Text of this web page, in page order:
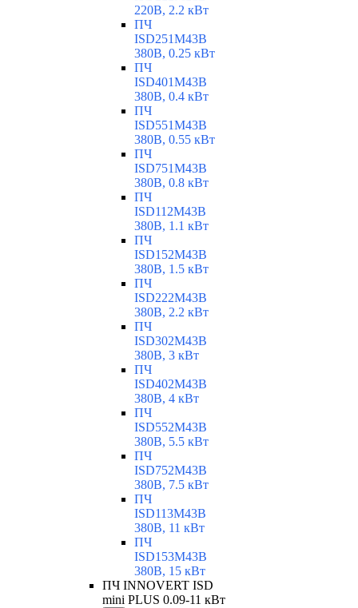
220В, 2.2 кВт
ПЧ
ISD251M43B
380В, 0.25 кВт
ПЧ
ISD401M43B
380В, 0.4 кВт
ПЧ
ISD551M43B
380В, 0.55 кВт
ПЧ
ISD751M43B
380В, 0.8 кВт
ПЧ
ISD112M43B
380В, 1.1 кВт
ПЧ
ISD152M43B
380В, 1.5 кВт
ПЧ
ISD222M43B
380В, 2.2 кВт
ПЧ
ISD302M43B
380В, 3 кВт
ПЧ
ISD402M43B
380В, 4 кВт
ПЧ
ISD552M43B
380В, 5.5 кВт
ПЧ
ISD752M43B
380В, 7.5 кВт
ПЧ
ISD113M43B
380В, 11 кВт
ПЧ
ISD153M43B
380В, 15 кВт
ПЧ INNOVERT ISD
mini PLUS 0.09-11 кВт